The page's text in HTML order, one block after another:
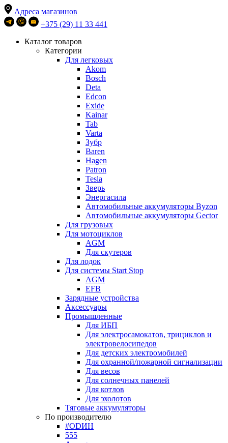
Адреса магазинов
+375 (29) 11 33 441
Каталог товаров
Категории
Для легковых
Akom
Bosch
Deta
Edcon
Exide
Kainar
Tab
Varta
Зубр
Baren
Hagen
Patron
Tesla
Зверь
Энергасила
Автомобильные аккумуляторы Byzon
Автомобильные аккумуляторы Gector
Для грузовых
Для мотоциклов
AGM
Для скутеров
Для лодок
Для системы Start Stop
AGM
EFB
Зарядные устройства
Аксессуары
Промышленные
Для ИБП
Для электросамокатов, трициклов и
электровелосипедов
Для детских электромобилей
Для охранной/пожарной сигнализации
Для весов
Для солнечных панелей
Для котлов
Для эхолотов
Тяговые аккумуляторы
По производителю
#ODИН
555